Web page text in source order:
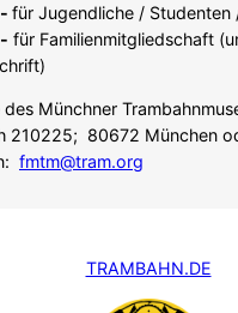
für Jugendliche / Studenten
für Familienmitgliedschaft
des Münchner
210225; 80672 München
fmtm@tram.org
TRAMBAHN.DE